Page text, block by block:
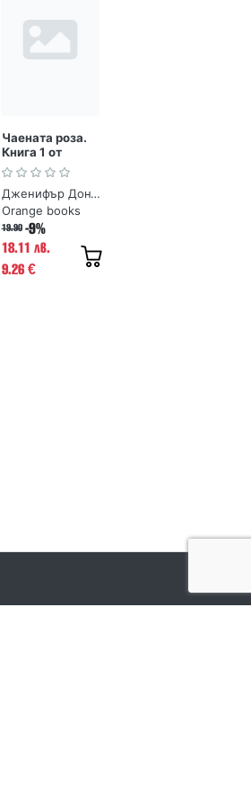
Чаената роза.
Книга 1 от
Поредица
Чаената роза
Дженифър Донъли
Orange books
19.90 -9%
18.11 лв.
9.26 €